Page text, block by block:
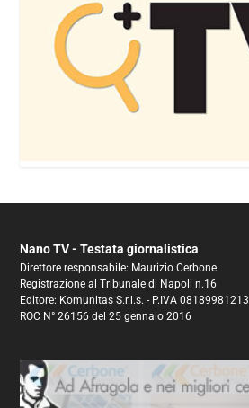
Nano TV - Testata giornalistica
Direttore responsabile: Maurizio Cerbone
Registrazione al Tribunale di Napoli n.16
Editore: Komunitas S.r.l.s. - P.IVA 08189981213
ROC N° 26156 del 25 gennaio 2016